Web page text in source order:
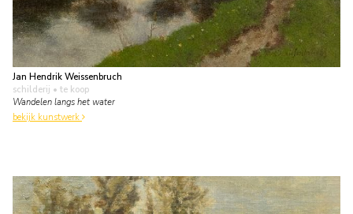
Jan Hendrik Weissenbruch
schilderij • te koop
Wandelen langs het water
bekijk kunstwerk